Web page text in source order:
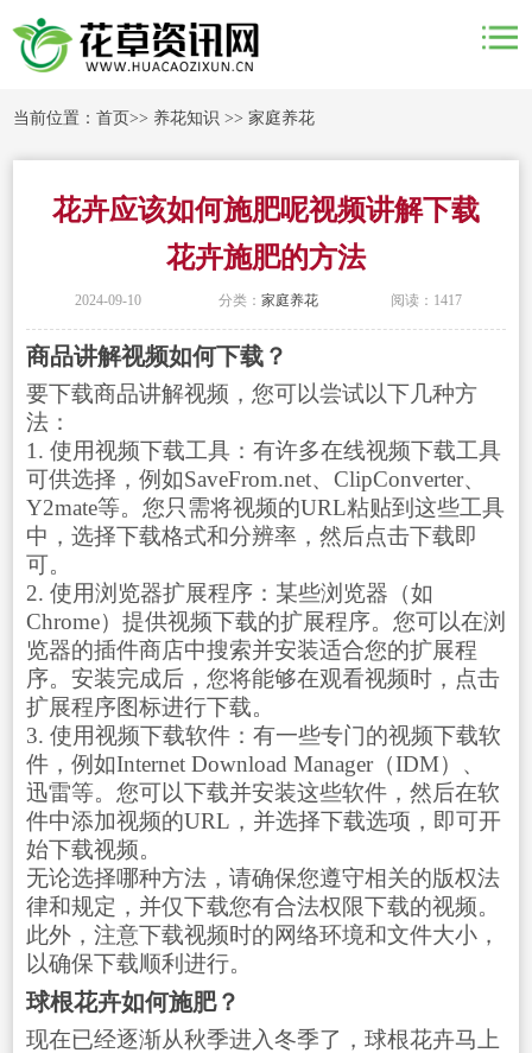
当前位置：首页>> 养花知识 >>家庭养花
花卉应该如何施肥呢视频讲解下载
花卉施肥的方法
2024-09-10 分类： 家庭养花 阅读：1417
商品讲解视频如何下载？
要下载商品讲解视频，您可以尝试以下几种方
法：
1. 使用视频下载工具：有许多在线视频下载工具
可供选择，例如SaveFrom.net、ClipConverter、
Y2mate等。您只需将视频的URL粘贴到这些工具
中，选择下载格式和分辨率，然后点击下载即
可。
2. 使用浏览器扩展程序：某些浏览器（如
Chrome）提供视频下载的扩展程序。您可以在浏
览器的插件商店中搜索并安装适合您的扩展程
序。安装完成后，您将能够在观看视频时，点击
扩展程序图标进行下载。
3. 使用视频下载软件：有一些专门的视频下载软
件，例如Internet Download Manager（IDM）、
迅雷等。您可以下载并安装这些软件，然后在软
件中添加视频的URL，并选择下载选项，即可开
始下载视频。
无论选择哪种方法，请确保您遵守相关的版权法
律和规定，并仅下载您有合法权限下载的视频。
此外，注意下载视频时的网络环境和文件大小，
以确保下载顺利进行。
球根花卉如何施肥？
现在已经逐渐从秋季进入冬季了，球根花卉马上